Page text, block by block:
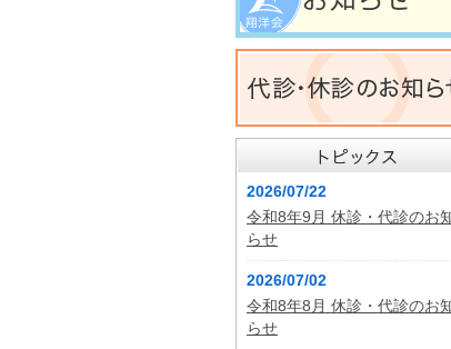
2026/07/22
令和8年9月 休診・代診のお
らせ
2026/07/02
令和8年8月 休診・代診のお
らせ